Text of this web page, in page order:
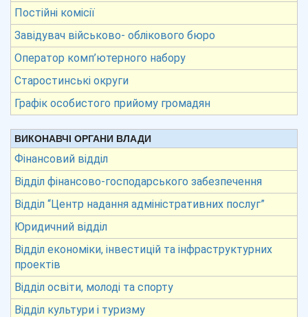
Постійні комісії
Завідувач військово- облікового бюро
Оператор комп’ютерного набору
Старостинські округи
Графік особистого прийому громадян
ВИКОНАВЧІ ОРГАНИ ВЛАДИ
Фінансовий відділ
Відділ фінансово-господарського забезпечення
Відділ “Центр надання адміністративних послуг”
Юридичний відділ
Відділ економіки, інвестицій та інфраструктурних
проектів
Відділ освіти, молоді та спорту
Відділ культури і туризму